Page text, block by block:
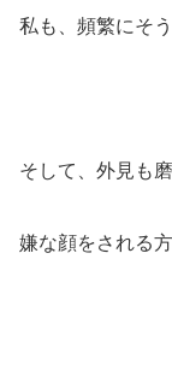
私も、頻繁にそ
そして、外見も
嫌な顔をされる